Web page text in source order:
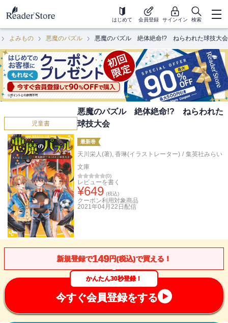
はじめて 会員登録 サインイン 検索
よみもの 悪魔のパズル 悪魔のパズル 絶体絶命!? ねらわれた球技大会
児童書
悪魔のパズル 絶体絶命!? ねらわれた
球技大会
最新巻
天川栄人(著), 香琳(イラストレーター) / 集英社みらい
文庫
(0)
レビューを書く
¥649 (税込)
クーポン利用対象商品
2021年04月22日 配信
新規登録で149円(税込)で買える！
かんたん30秒登録！
今すぐ会員登録をする